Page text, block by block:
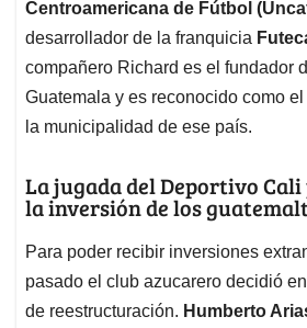
Centroamericana de Fútbol
desarrollador de la franquicia
compañero Richard es el fundador
Guatemala y es reconocido como
la municipalidad de ese país.
La jugada del Deportivo
la inversión de los
Para poder recibir inversiones
pasado el club azucarero decidió
de reestructuración. Humberto